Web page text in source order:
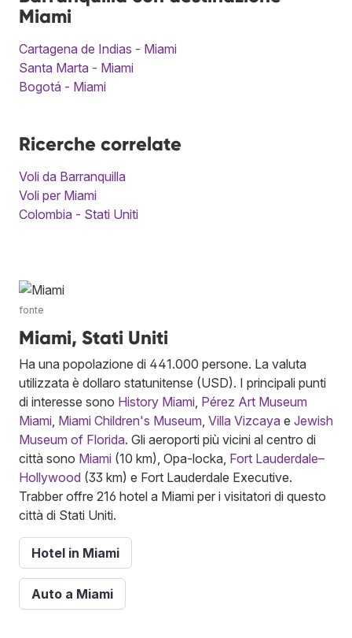
Miami
Cartagena de Indias - Miami
Santa Marta - Miami
Bogotá - Miami
Ricerche correlate
Voli da Barranquilla
Voli per Miami
Colombia - Stati Uniti
fonte
Miami, Stati Uniti
Ha una popolazione di 441.000 persone. La valuta
utilizzata è dollaro statunitense (USD). I principali punti
di interesse sono History Miami, Pérez Art Museum
Miami, Miami Children's Museum, Villa Vizcaya e Jewish
Museum of Florida. Gli aeroporti più vicini al centro di
città sono Miami (10 km), Opa-locka, Fort Lauderdale–
Hollywood (33 km) e Fort Lauderdale Executive.
Trabber offre 216 hotel a Miami per i visitatori di questo
città di Stati Uniti.
Hotel in Miami
Auto a Miami